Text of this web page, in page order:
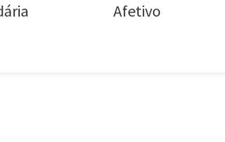
Afetivo